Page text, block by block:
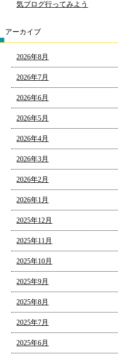
気ブログ行ってみよう
アーカイブ
2026年8月
2026年7月
2026年6月
2026年5月
2026年4月
2026年3月
2026年2月
2026年1月
2025年12月
2025年11月
2025年10月
2025年9月
2025年8月
2025年7月
2025年6月